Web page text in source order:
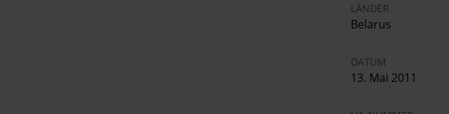
LÄNDER
Belarus
DATUM
13. Mai 2011